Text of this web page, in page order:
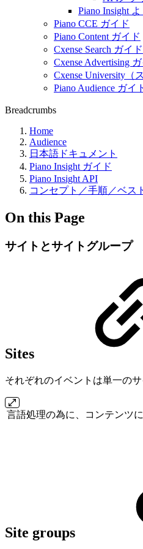
Piano Insight
Piano CCE ガイド
Piano Content ガイド
Cxense Search ガイド
Cxense Advertising
Cxense University（
Piano Audience ガイ
Breadcrumbs
Home
Audience
日本語ドキュメント
Piano Insight ガイド
Piano Insight API
コンセプト／手順／ベス
On this Page
サイトとサイトグループ
Sites
それぞれのイベントは単一の
言語処理の為に、コンテンツ
Site groups